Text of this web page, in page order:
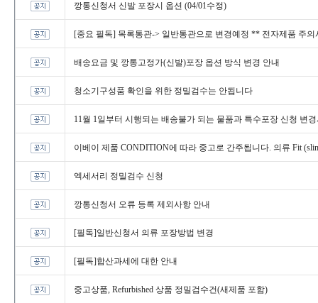
깡통신청서신발포장시옵션(04/01수정)
[중요필독]목록통관->일반통관으로변경예정**전자제품주의
배송요금및깡통고정가(신발)포장옵션방식변경안내
청소기구성품확인을위한정밀검수는안됩니다
11월1일부터시행되는배송불가되는물품과특수포장신청변
이베이제품CONDITION에따라중고로간주됩니다.의류
엑세서리정밀검수신청
깡통신청서오류등록제외사항안내
[필독]일반신청서의류포장방법변경
[필독]합산과세에대한안내
중고상품,Refurbished상품정밀검수건(새제품포함)